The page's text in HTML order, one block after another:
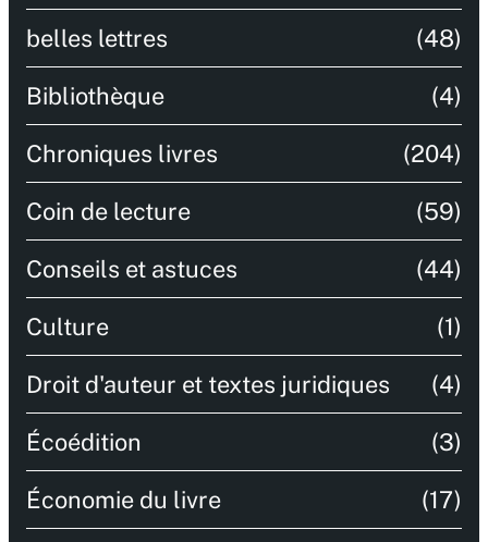
belles lettres (48)
Bibliothèque (4)
Chroniques livres (204)
Coin de lecture (59)
Conseils et astuces (44)
Culture (1)
Droit d'auteur et textes juridiques (4)
Écoédition (3)
Économie du livre (17)